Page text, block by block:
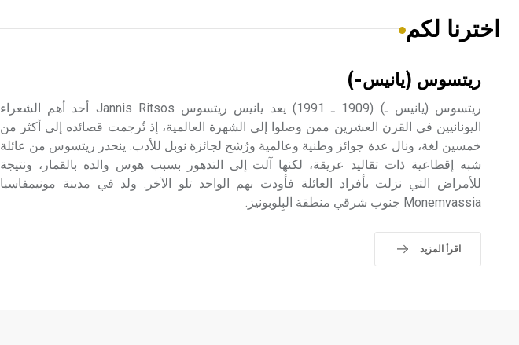
اخترنا لكم
ريتسوس (يانيس-)
ريتسوس (يانيس ـ) (1909 ـ 1991) يعد يانيس ريتسوس Jannis Ritsos أحد أهم الشعراء
اليونانيين في القرن العشرين ممن وصلوا إلى الشهرة العالمية، إذ تُرجمت قصائده إلى أكثر من
خمسين لغة، ونال عدة جوائز وطنية وعالمية ورُشح لجائزة نوبل للأدب. ينحدر ريتسوس من عائلة
شبه إقطاعية ذات تقاليد عريقة، لكنها آلت إلى التدهور بسبب هوس والده بالقمار، ونتيجة
للأمراض التي نزلت بأفراد العائلة فأودت بهم الواحد تلو الآخر. ولد في مدينة مونيمفاسيا
Monemvassia جنوب شرقي منطقة البِلوبونيز.
اقرأ المزيد